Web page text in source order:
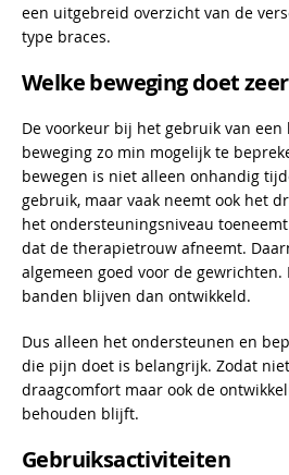
een uitgebreid overzicht van de
type braces.
Welke beweging doet zeer
De voorkeur bij het gebruik van een
beweging zo min mogelijk te
bewegen is niet alleen onhandig
gebruik, maar vaak neemt ook het
het ondersteuningsniveau
dat de therapietrouw afneemt.
algemeen goed voor de gewrichten.
banden blijven dan ontwikkeld.
Dus alleen het ondersteunen en
die pijn doet is belangrijk. Zodat
draagcomfort maar ook de
behouden blijft.
Gebruiksactiviteiten